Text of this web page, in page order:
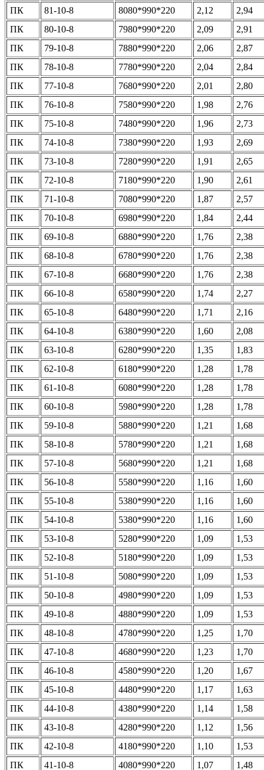
ПК
81-10-8 8080*990*220 2,12
2,94
ПК
80-10-8 7980*990*220 2,09
2,91
ПК
79-10-8 7880*990*220 2,06
2,87
ПК
78-10-8 7780*990*220 2,04
2,84
ПК
77-10-8 7680*990*220 2,01
2,80
ПК
76-10-8 7580*990*220 1,98
2,76
ПК
75-10-8 7480*990*220 1,96
2,73
ПК
74-10-8 7380*990*220 1,93
2,69
ПК
73-10-8 7280*990*220 1,91
2,65
ПК
72-10-8 7180*990*220 1,90
2,61
ПК
71-10-8 7080*990*220 1,87
2,57
ПК
70-10-8 6980*990*220 1,84
2,44
ПК
69-10-8 6880*990*220 1,76
2,38
ПК
68-10-8 6780*990*220 1,76
2,38
ПК
67-10-8 6680*990*220 1,76
2,38
ПК
66-10-8 6580*990*220 1,74
2,27
ПК
65-10-8 6480*990*220 1,71
2,16
ПК
64-10-8 6380*990*220 1,60
2,08
ПК
63-10-8 6280*990*220 1,35
1,83
ПК
62-10-8 6180*990*220 1,28
1,78
ПК
61-10-8 6080*990*220 1,28
1,78
ПК
60-10-8 5980*990*220 1,28
1,78
ПК
59-10-8 5880*990*220 1,21
1,68
ПК
58-10-8 5780*990*220 1,21
1,68
ПК
57-10-8 5680*990*220 1,21
1,68
ПК
56-10-8 5580*990*220 1,16
1,60
ПК
55-10-8 5380*990*220 1,16
1,60
ПК
54-10-8 5380*990*220 1,16
1,60
ПК
53-10-8 5280*990*220 1,09
1,53
ПК
52-10-8 5180*990*220 1,09
1,53
ПК
51-10-8 5080*990*220 1,09
1,53
ПК
50-10-8 4980*990*220 1,09
1,53
ПК
49-10-8 4880*990*220 1,09
1,53
ПК
48-10-8 4780*990*220 1,25
1,70
ПК
47-10-8 4680*990*220 1,23
1,70
ПК
46-10-8 4580*990*220 1,20
1,67
ПК
45-10-8 4480*990*220 1,17
1,63
ПК
44-10-8 4380*990*220 1,14
1,58
ПК
43-10-8 4280*990*220 1,12
1,56
ПК
42-10-8 4180*990*220 1,10
1,53
ПК
41-10-8 4080*990*220 1,07 1,48